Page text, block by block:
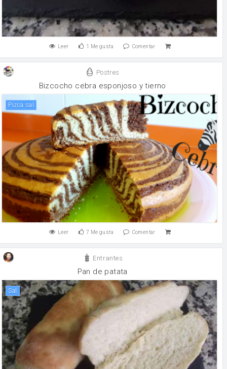
Leer 1 Me gusta Comentar
Postres
Bizcocho cebra esponjoso y tierno
pizca sal
Leer 7 Me gusta Comentar
Entrantes
Pan de patata
sal